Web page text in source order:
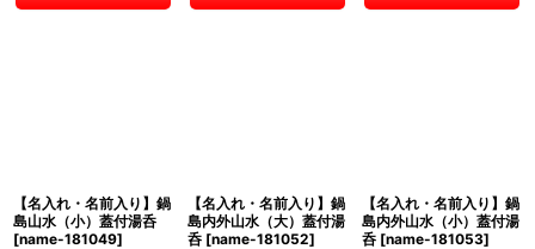
【名入れ・名前入り】鍋
島山水（小）蓋付湯呑
[name-181049]
【名入れ・名前入り】鍋
島内外山水（大）蓋付湯
呑 [name-181052]
【名入れ・名前入り】鍋
島内外山水（小）蓋付湯
呑 [name-181053]